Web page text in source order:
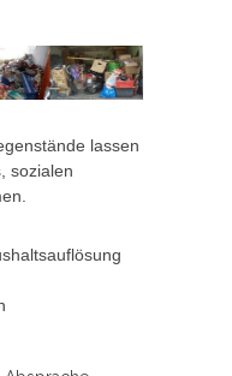
lassen
sozialen